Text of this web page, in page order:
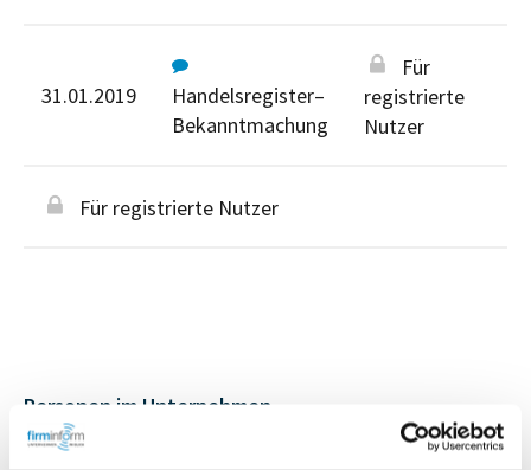
31.01.2019
Handelsregister–
Bekanntmachung
Für
registrierte
Nutzer
Für registrierte Nutzer
Personen im Unternehmen